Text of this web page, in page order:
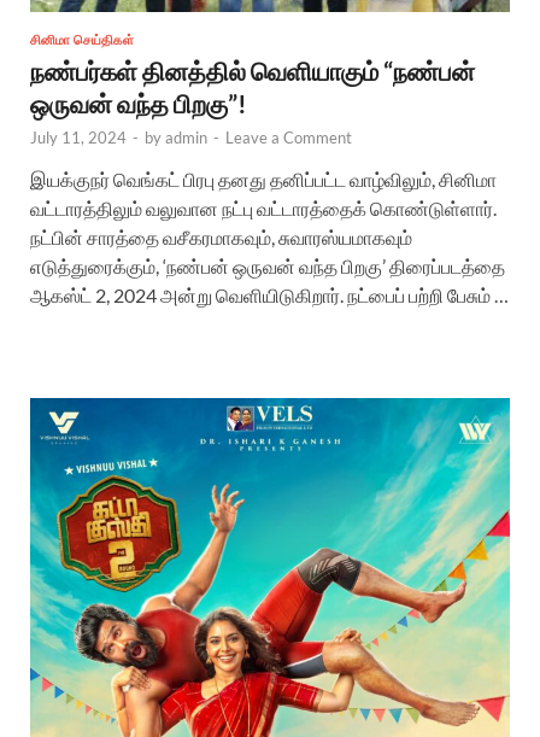
சினிமா செய்திகள்
நண்பர்கள் தினத்தில் வெளியாகும் “நண்பன்
ஒருவன் வந்த பிறகு”!
July 11, 2024 - byadmin - Leave a Comment
இயக்குநர் வெங்கட் பிரபு தனது தனிப்பட்ட வாழ்விலும், சினிமா
வட்டாரத்திலும் வலுவான நட்பு வட்டாரத்தைக் கொண்டுள்ளார்.
நட்பின் சாரத்தை வசீகரமாகவும், சுவாரஸ்யமாகவும்
எடுத்துரைக்கும், ‘நண்பன் ஒருவன் வந்த பிறகு’ திரைப்படத்தை
ஆகஸ்ட் 2, 2024 அன்று வெளியிடுகிறார். நட்பைப் பற்றி பேசும் …